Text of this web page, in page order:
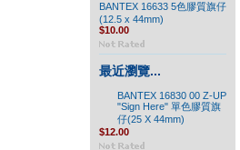
BANTEX 16633 5色膠質旗仔
(12.5 x 44mm)
$10.00
最近瀏覽...
BANTEX 16830 00 Z-UP
"Sign Here" 單色膠質旗
仔(25 X 44mm)
$12.00